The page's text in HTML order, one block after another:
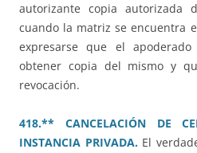
autorizante copia autorizada
cuando la matriz se encuentra
expresarse que el
obtener copia del mismo y
revocación.
418.** CANCELACIÓN DE
INSTANCIA PRIVADA. El